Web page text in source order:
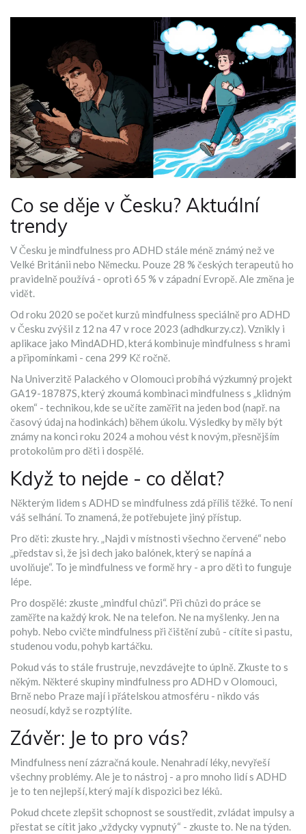
Co se děje v Česku? Aktuální
trendy
V Česku je mindfulness pro ADHD stále méně známý než ve
Velké Británii nebo Německu. Pouze 28 % českých terapeutů ho
pravidelně používá - oproti 65 % v západní Evropě. Ale změna je
vidět.
Od roku 2020 se počet kurzů mindfulness speciálně pro ADHD
v Česku zvýšil z 12 na 47 v roce 2023 (adhdkurzy.cz). Vznikly i
aplikace jako MindADHD, která kombinuje mindfulness s hrami
a připomínkami - cena 299 Kč ročně.
Na Univerzitě Palackého v Olomouci probíhá výzkumný projekt
GA19-18787S, který zkoumá kombinaci mindfulness s „klidným
okem“ - technikou, kde se učíte zaměřit na jeden bod (např. na
časový údaj na hodinkách) během úkolu. Výsledky by měly být
známy na konci roku 2024 a mohou vést k novým, přesnějším
protokolům pro děti i dospělé.
Když to nejde - co dělat?
Některým lidem s ADHD se mindfulness zdá příliš těžké. To není
váš selhání. To znamená, že potřebujete jiný přístup.
Pro děti: zkuste hry. „Najdi v místnosti všechno červené“ nebo
„představ si, že jsi dech jako balónek, který se napíná a
uvolňuje“. To je mindfulness ve formě hry - a pro děti to funguje
lépe.
Pro dospělé: zkuste „mindful chůzi“. Při chůzi do práce se
zaměřte na každý krok. Ne na telefon. Ne na myšlenky. Jen na
pohyb. Nebo cvičte mindfulness při čištění zubů - cítíte si pastu,
studenou vodu, pohyb kartáčku.
Pokud vás to stále frustruje, nevzdávejte to úplně. Zkuste to s
někým. Některé skupiny mindfulness pro ADHD v Olomouci,
Brně nebo Praze mají i přátelskou atmosféru - nikdo vás
neosudí, když se rozptýlíte.
Závěr: Je to pro vás?
Mindfulness není zázračná koule. Nenahradí léky, nevyřeší
všechny problémy. Ale je to nástroj - a pro mnoho lidí s ADHD
je to ten nejlepší, který mají k dispozici bez léků.
Pokud chcete zlepšit schopnost se soustředit, zvládat impulsy a
přestat se cítit jako „vždycky vypnutý“ - zkuste to. Ne na týden.